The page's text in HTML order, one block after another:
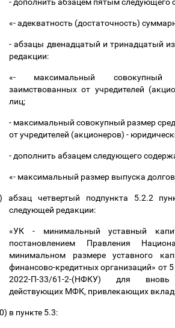
«- адекватность (достаточность)
- абзацы двенадцатый и тринадцатый
редакции:
«- максимальный совокупный
заимствованных от учредителей
лиц;
- максимальный совокупный размер
от учредителей (акционеров) -
- дополнить абзацем следующего
«- максимальный размер выпуска
абзац четвертый подпункта 5.2.2
следующей редакции:
«УК - минимальный уставный
постановлением Правления
минимальном размере уставного
финансово-кредитных организаций» от
2022-П-33/61-2-(НФКУ) для
действующих МФК, привлекающих
в пункте 5.3: